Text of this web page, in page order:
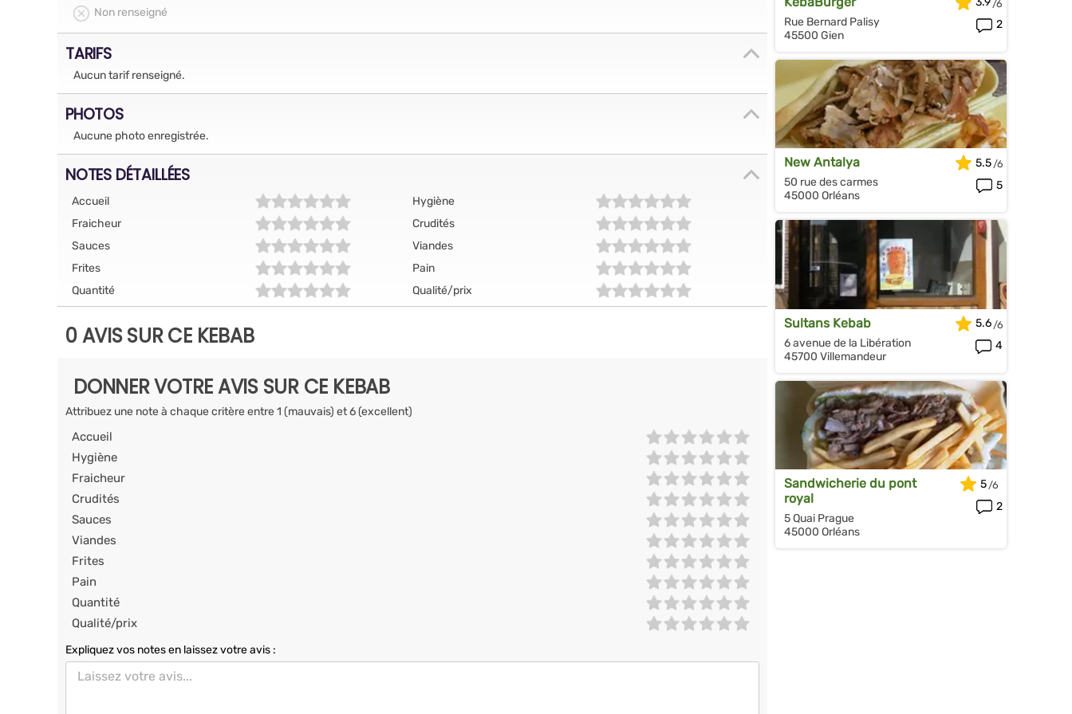
Non renseigné
TARIFS
Aucun tarif renseigné.
PHOTOS
Aucune photo enregistrée.
NOTES DÉTAILLÉES
Accueil
Hygiène
Fraicheur
Crudités
Sauces
Viandes
Frites
Pain
Quantité
Qualité/prix
0 AVIS SUR CE KEBAB
DONNER VOTRE AVIS SUR CE KEBAB
Attribuez une note à chaque critère entre 1 (mauvais) et 6 (excellent)
Accueil
Hygiène
Fraicheur
Crudités
Sauces
Viandes
Frites
Pain
Quantité
Qualité/prix
Expliquez vos notes en laissez votre avis :
Rue Bernard Palisy
45500 Gien
2
New Antalya
50 rue des carmes
45000 Orléans
5.5
5
Sultans Kebab
6 avenue de la Libération
45700 Villemandeur
5.6
4
Sandwicherie du pont
royal
5 Quai Prague
45000 Orléans
5
2